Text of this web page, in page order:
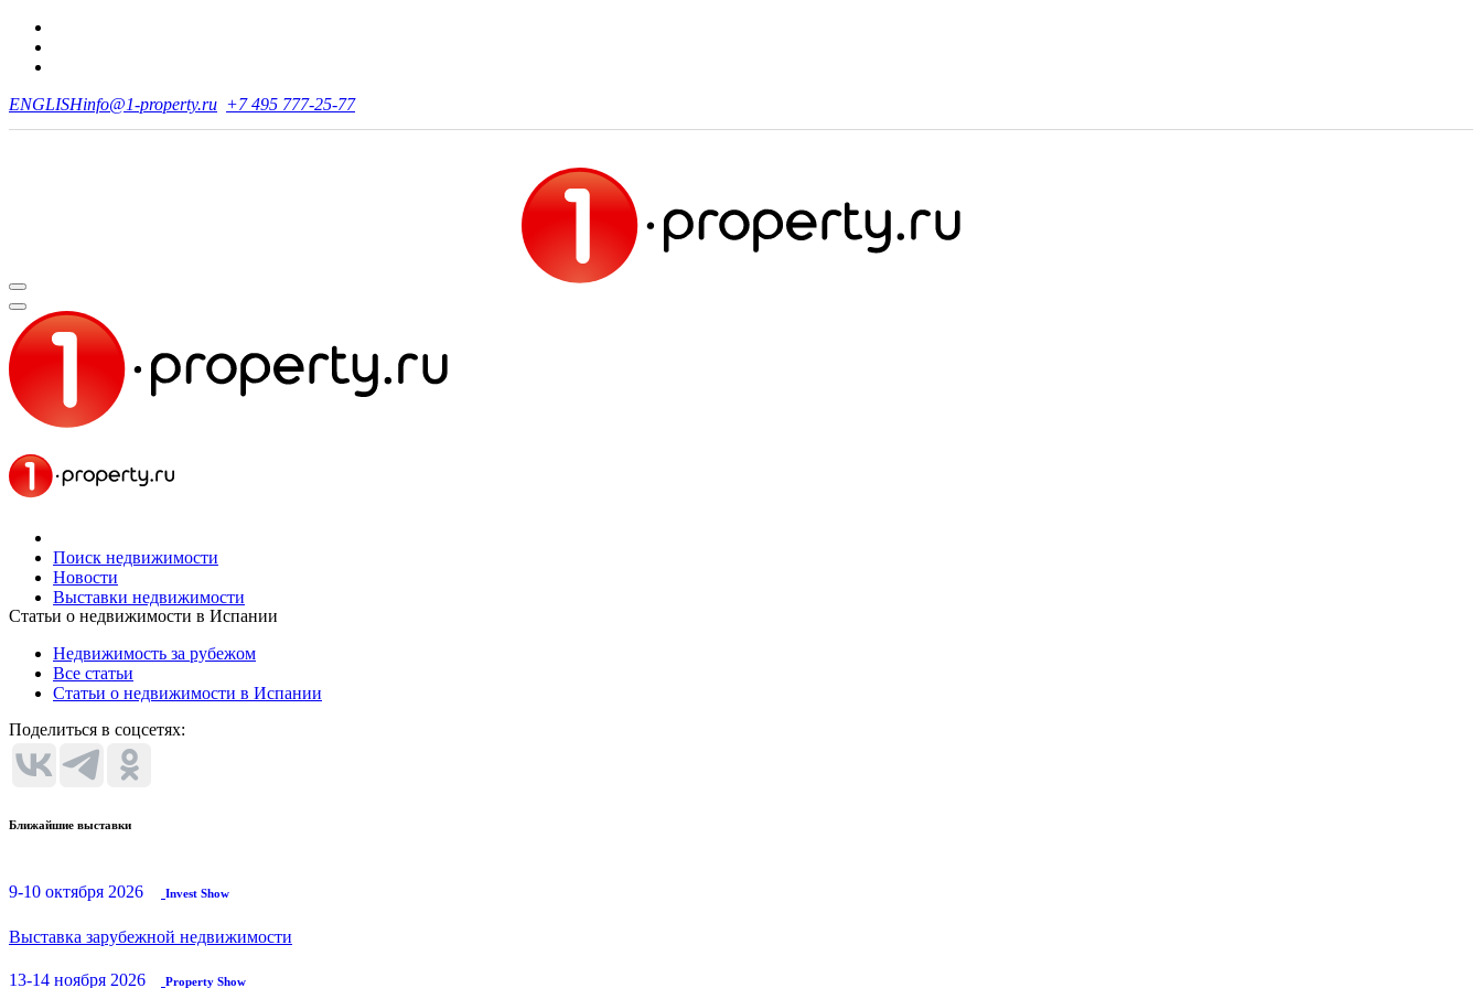
ENGLISHinfo@1-property.ru +7 495 777-25-77
Поиск недвижимости
Новости
Выставки недвижимости
Статьи о недвижимости в Испании
Недвижимость за рубежом
Все статьи
Статьи о недвижимости в Испании
Поделиться в соцсетях:
Ближайшие выставки
9-10 октября 2026 Invest Show
Выставка зарубежной недвижимости
13-14 ноября 2026 Property Show